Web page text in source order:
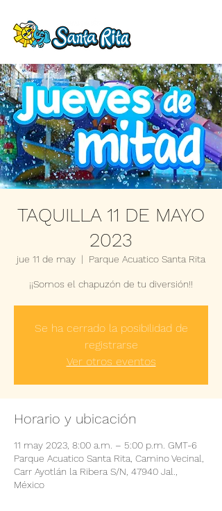
TAQUILLA 11 DE MAYO
2023
jue 11 de may
  |
Parque Acuatico Santa Rita
¡¡Somos el chapuzón de tu diversión!!
Se ha cerrado la posibilidad de
registrarse
Ver otros eventos
Horario y ubicación
11 may 2023, 8:00 a.m. – 5:00 p.m. GMT-6
Parque Acuatico Santa Rita, Camino Vecinal,
Carr Ayotlán la Ribera S/N, 47940 Jal.,
México